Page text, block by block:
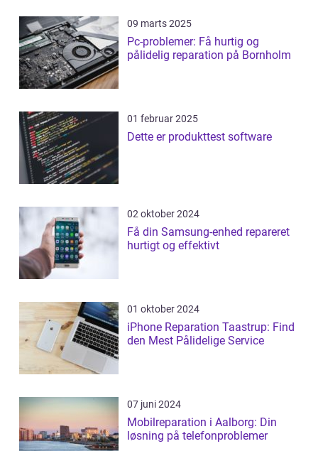
09 marts 2025
Pc-problemer: Få hurtig og
pålidelig reparation på Bornholm
01 februar 2025
Dette er produkttest software
02 oktober 2024
Få din Samsung-enhed repareret
hurtigt og effektivt
01 oktober 2024
iPhone Reparation Taastrup: Find
den Mest Pålidelige Service
07 juni 2024
Mobilreparation i Aalborg: Din
løsning på telefonproblemer